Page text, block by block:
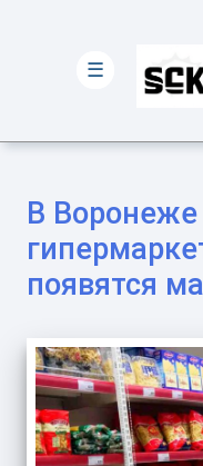
В
появятся
☰